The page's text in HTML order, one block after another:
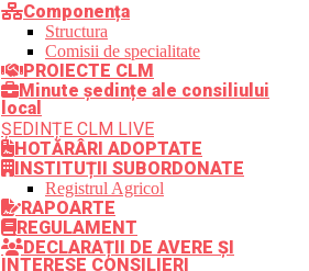
Componența
Structura
Comisii de specialitate
PROIECTE CLM
Minute ședințe ale consiliului
local
ȘEDINȚE CLM LIVE
HOTĂRÂRI ADOPTATE
INSTITUȚII SUBORDONATE
Registrul Agricol
RAPOARTE
REGULAMENT
DECLARAȚII DE AVERE ȘI
INTERESE CONSILIERI